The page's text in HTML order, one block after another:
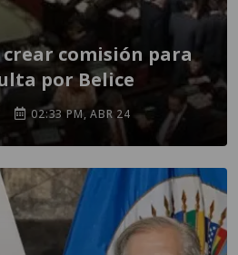
comisión para
por Belice
02:33 PM, ABR 24